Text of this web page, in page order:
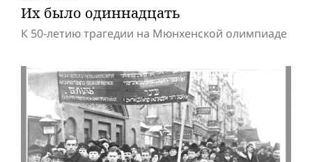
Их было одиннадцать
К 50-летию трагедии на Мюнхенской олимпиаде